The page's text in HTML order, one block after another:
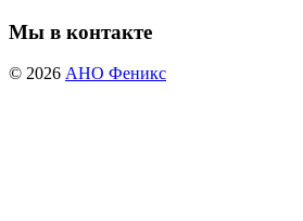
Мы в контакте
© 2026 АНО Феникс